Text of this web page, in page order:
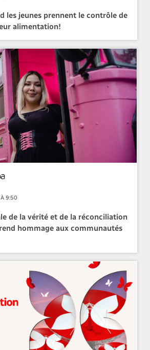
les jeunes prennent le contrôle de
alimentation!
9:50
de la vérité et de la réconciliation
hommage aux communautés